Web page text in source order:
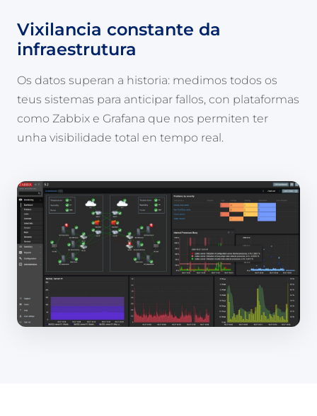
Vixilancia constante da
infraestrutura
Os datos superan a historia: medimos todos os
teus sistemas para anticipar fallos, con plataformas
como Zabbix e Grafana que nos permiten ter
unha visibilidade total en tempo real.